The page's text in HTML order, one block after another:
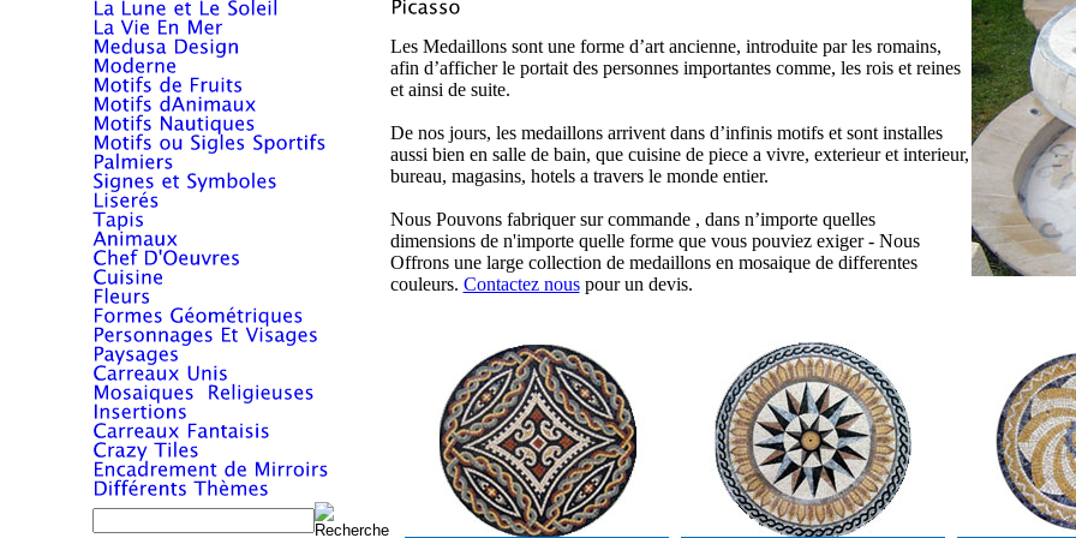
Les Medaillons sont une forme d’art ancienne, introduite par les romains,
afin d’afficher le portait des personnes importantes comme, les rois et reines
et ainsi de suite.
De nos jours, les medaillons arrivent dans d’infinis motifs et sont installes
aussi bien en salle de bain, que cuisine de piece a vivre, exterieur et interieur,
bureau, magasins, hotels a travers le monde entier.
Nous Pouvons fabriquer sur commande , dans n’importe quelles
dimensions de n'importe quelle forme que vous pouviez exiger - Nous
Offrons une large collection de medaillons en mosaique de differentes
couleurs. Contactez nouspour un devis.